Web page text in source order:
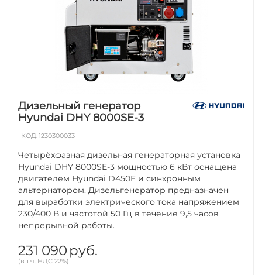
Дизельный генератор
Hyundai DHY 8000SE-3
КОД:1230300033
Четырёхфазная дизельная генераторная установка
Hyundai DHY 8000SE-3 мощностью 6 кВт оснащена
двигателем Hyundai D450E и синхронным
альтернатором. Дизельгенератор предназначен
для выработки электрического тока напряжением
230/400 В и частотой 50 Гц в течение 9,5 часов
непрерывной работы.
231 090 руб.
(в т.ч. НДС 22%)